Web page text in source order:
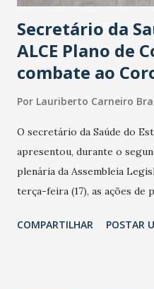
Secretário da
ALCE Plano de
combate ao
Por Lauriberto Carneiro
O secretário da Saúde do
apresentou, durante o
plenária da Assembleia
terça-feira (17), as ações de
adotadas pelo Governo do
COMPARTILHAR POSTAR